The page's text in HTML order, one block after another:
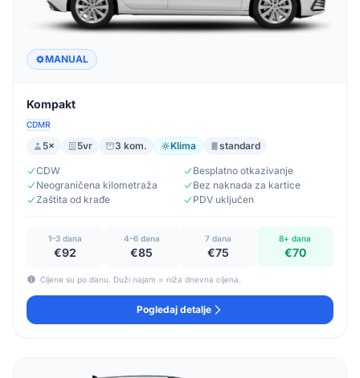
MANUAL
Kompakt
CDMR
5× 5vr 3 kom. Klima standard
CDW
Besplatno otkazivanje
Neograničena kilometraža
Bez naknada za kartice
Zaštita od krađe
PDV uključen
1–3 dana
€92
4–6 dana
€85
7 dana
€75
8+ dana
€70
Cijene su po danu. Duži najam = niža dnevna cijena.
Pogledaj detalje